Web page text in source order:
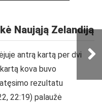
Naująją Zelandiją
antrą kartą per dvi
kova buvo
rezultatu
22:19) palaužė